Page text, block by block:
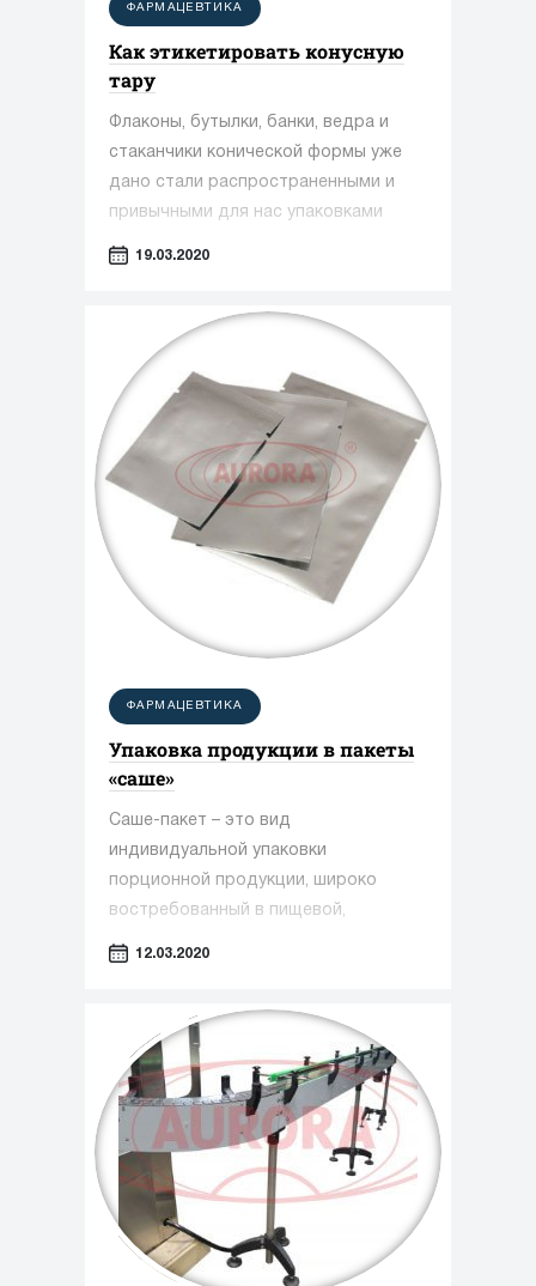
ФАРМАЦЕВТИКА
Как этикетировать конусную
тару
Флаконы, бутылки, банки, ведра и
стаканчики конической формы уже
дано стали распространенными и
привычными для нас упаковками
различной продукции. В торговых
емкостях: йогурты, соусы, сгущенное
молоко, алкогольные и
безалкогольные напитки, спортивное
питание, косметические крема и
другие. В условиях высокой
конкуренции производители
разрабатывают на базе основного
конусного формата новые, еще более
оригинальные и удобные для
потребителя (например, ПЭТ-бутылка
типа «песочные часы», широко
используемая для фасовки
минеральной воды и сладких
газированных напитков).
19.03.2020
ФАРМАЦЕВТИКА
Упаковка продукции в пакеты
«саше»
Саше-пакет – это вид
индивидуальной упаковки
порционной продукции, широко
востребованный в пищевой,
фармацевтической и косметической
каждым годом стремительно
возрастает. Такая тенденция
связана, в первую очередь, с
мобильностью и удобством саше –
главными спутниками современного
покупателя. Появление и
распространение данных пакетов
продиктовано актуальной
концепцией повседневного ритма
12.03.2020